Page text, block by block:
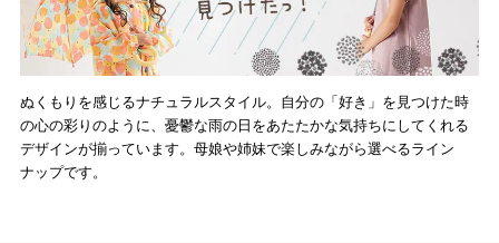
ぬくもりを感じるナチュラルスタイル。自分の「好き」を見つけた時
の心の彩りのように、憂鬱な雨の日をあたたかな気持ちにしてくれる
デザインが揃っています。母娘や姉妹で楽しみながら選べるライン
ナップです。